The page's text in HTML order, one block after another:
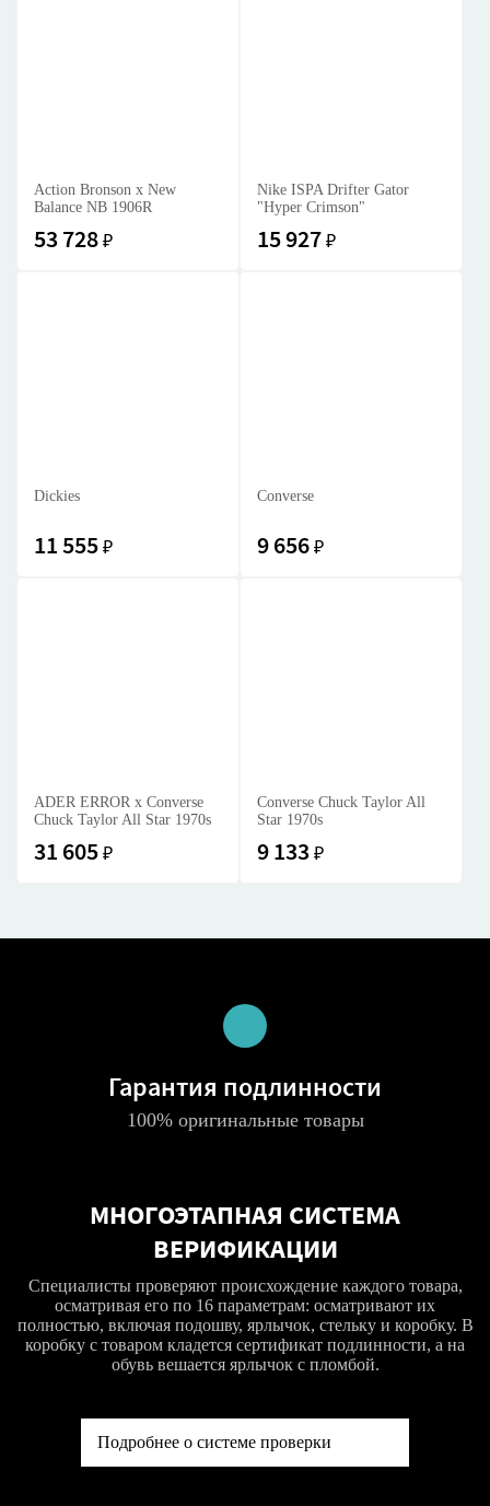
Action Bronson x New
Balance NB 1906R
53 728 ₽
Nike ISPA Drifter Gator
"Hyper Crimson"
15 927 ₽
Dickies
11 555 ₽
Converse
9 656 ₽
ADER ERROR x Converse
Chuck Taylor All Star 1970s
31 605 ₽
Converse Chuck Taylor All
Star 1970s
9 133 ₽
Гарантия подлинности
100% оригинальные товары
МНОГОЭТАПНАЯ СИСТЕМА
ВЕРИФИКАЦИИ
Специалисты проверяют происхождение каждого товара,
осматривая его по 16 параметрам: осматривают их
полностью, включая подошву, ярлычок, стельку и коробку. В
коробку с товаром кладется сертификат подлинности, а на
обувь вешается ярлычок с пломбой.
Подробнее о системе проверки